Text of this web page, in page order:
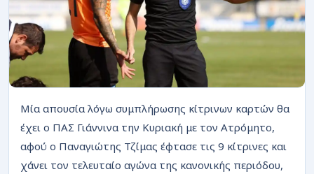
Μία απουσία λόγω συμπλήρωσης κίτρινων καρτών θα
έχει ο ΠΑΣ Γιάννινα την Κυριακή με τον Ατρόμητο,
αφού ο Παναγιώτης Τζίμας έφτασε τις 9 κίτρινες και
χάνει τον τελευταίο αγώνα της κανονικής περιόδου,